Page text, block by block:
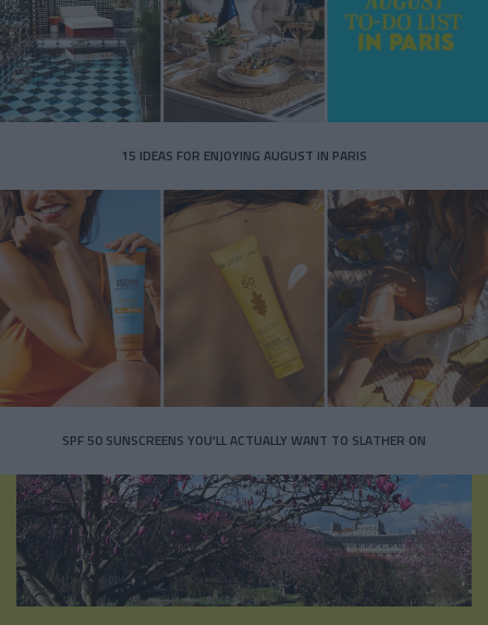
15 IDEAS FOR ENJOYING AUGUST IN PARIS
SPF 50 SUNSCREENS YOU'LL ACTUALLY WANT TO SLATHER ON